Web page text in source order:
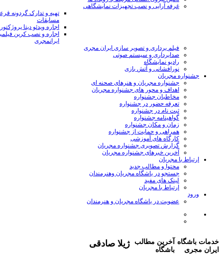
غرفه آرایی و نصب تجهیزات نمایشگاهی
تهیه و تدارک گردونه
مسابقات
اجاره ویدئو دیتا
اجاره و نصب کرین
ایرانمجری
فیلم برداری و تصویر سازی ایران مجری
صدابرداری و سیستم صوتی
رادیو نمایشگاه
نورافشانی و آتش بازی
جشنواره مجریان
جشنواره مجریان و هنرهای صحنه ای
اهداف و محور های جشنواره مجریان
مخاطبان جشنواره
تعرفه حضور در جشنواره
ثبت نام در جشنواره
گواهینامه جشنواره
زمان و مکان جشنواره
همراهی و حمایت از جشنواره
کارگاه های آموزشی
گزارش تصویری جشنواره مجریان
آخرین خبرهای جشنواره مجریان
ارتباط با مجریان
محتوا و مطالب جدید
جستجو در باشگاه مجریان وهنرمندان
لینک های مفید
ارتباط با مجریان
ورود
عضویت در باشگاه مجریان و هنرمندان
ژیلا صادقی
آخرین مطالب
باشگاه
خدمات باشگاه
ایران مجری